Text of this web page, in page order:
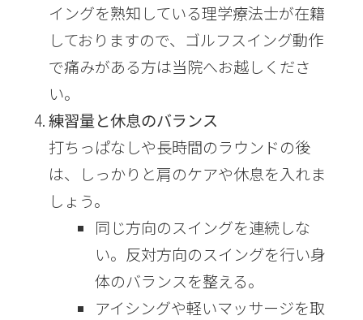
イングを熟知している理学療法士が在籍
しておりますので、ゴルフスイング動作
で痛みがある方は当院へお越しくださ
い。
練習量と休息のバランス
打ちっぱなしや長時間のラウンドの後
は、しっかりと肩のケアや休息を入れま
しょう。
同じ方向のスイングを連続しな
い。反対方向のスイングを行い身
体のバランスを整える。
アイシングや軽いマッサージを取